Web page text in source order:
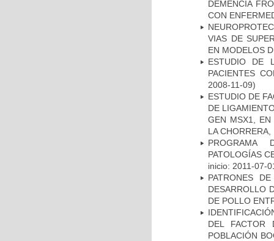
DEMENCIA
CON
VIAS DE
EN MODELOS
ESTUDIO DE
PACIENTES
2008-11-09)
ESTUDIO DE
DE
GEN MSX1, EN
LA
PROGRAMA
PATOLOGÍAS
inicio: 2011-07-
PATRONES
DESARROLLO
DE POLLO
DEL FACTOR
POBLACIÓN